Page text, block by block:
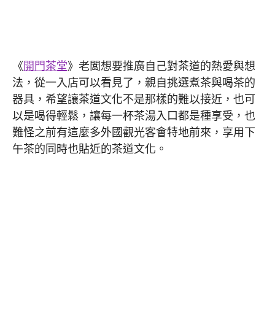
《 開門茶堂》老闆想要推廣自己對茶道的熱愛與想
法，從一入店可以看見了，親自挑選煮茶與喝茶的
器具，希望讓茶道文化不是那樣的難以接近，也可
以是喝得輕鬆，讓每一杯茶湯入口都是種享受，也
難怪之前有這麼多外國觀光客會特地前來，享用下
午茶的同時也貼近的茶道文化。